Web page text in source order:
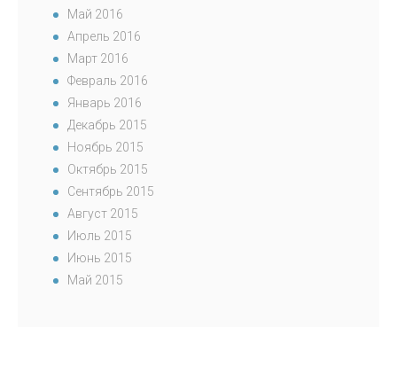
Май 2016
Апрель 2016
Март 2016
Февраль 2016
Январь 2016
Декабрь 2015
Ноябрь 2015
Октябрь 2015
Сентябрь 2015
Август 2015
Июль 2015
Июнь 2015
Май 2015